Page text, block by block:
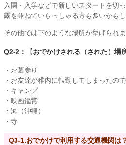
入園・入学などで新しいスタートを切
露を兼ねていらっしゃる方も多いかもし
その他では下のような場所が挙げられま
Q2-2：【おでかけされる（された）場
・お墓参り
・お友達が稚内に転勤してしまったの
・キャンプ
・映画鑑賞
・海（沖縄）
・寺
Q3-1.おでかけで利用する交通機関は